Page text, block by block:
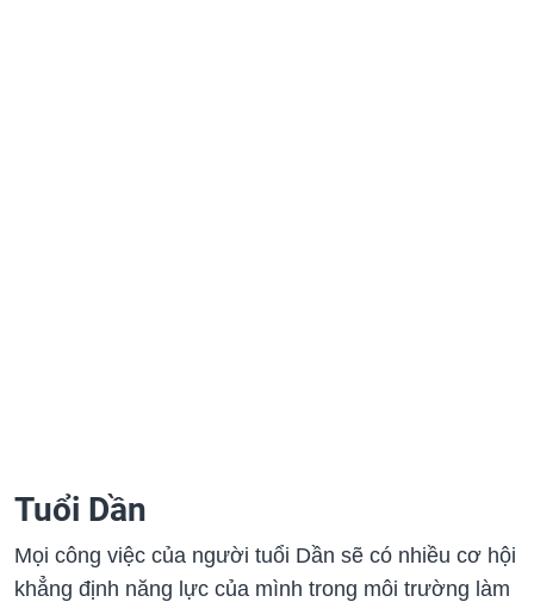
Tuổi Dần
Mọi công việc của người tuổi Dần sẽ có nhiều cơ hội
khẳng định năng lực của mình trong môi trường làm